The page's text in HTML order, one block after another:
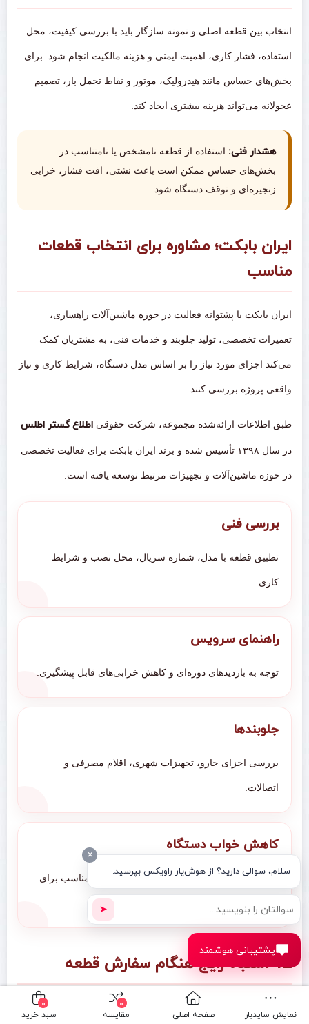
انتخاب بین قطعه اصلی و نمونه سازگار باید با بررسی کیفیت، محل
استفاده، فشار کاری، اهمیت ایمنی و هزینه مالکیت انجام شود. برای
بخش‌های حساس مانند هیدرولیک، موتور و نقاط تحمل بار، تصمیم
عجولانه می‌تواند هزینه بیشتری ایجاد کند.
هشدار فنی: استفاده از قطعه نامشخص یا نامتناسب در
بخش‌های حساس ممکن است باعث نشتی، افت فشار، خرابی
زنجیره‌ای و توقف دستگاه شود.
ایران بابکت؛ مشاوره برای انتخاب قطعات
مناسب
ایران بابکت با پشتوانه فعالیت در حوزه ماشین‌آلات راهسازی،
تعمیرات تخصصی، تولید جلوبند و خدمات فنی، به مشتریان کمک
می‌کند اجزای مورد نیاز را بر اساس مدل دستگاه، شرایط کاری و نیاز
واقعی پروژه بررسی کنند.
طبق اطلاعات ارائه‌شده مجموعه، شرکت حقوقی اطلاع گستر اطلس
در سال ۱۳۹۸ تأسیس شده و برند ایران بابکت برای فعالیت تخصصی
در حوزه ماشین‌آلات و تجهیزات مرتبط توسعه یافته است.
بررسی فنی
تطبیق قطعه با مدل، شماره سریال، محل نصب و شرایط
کاری.
راهنمای سرویس
توجه به بازدیدهای دوره‌ای و کاهش خرابی‌های قابل پیشگیری.
جلوبندها
بررسی اجزای جارو، تجهیزات شهری، اقلام مصرفی و
اتصالات.
کاهش خواب دستگاه
تشخیص سریع نشانه‌های خرابی و انتخاب قطعه مناسب برای
12 اشتباه رایج هنگام سفارش قطعه
سفارش قطعه فقط بر اساس ظاهر
پشتیبانی هوشمند
×
سلام، سوالی دارید؟ از هوش‌یار راویکس بپرسید.
➤
نمایش سایدبار صفحه اصلی
0
مقایسه
0
سبد خرید